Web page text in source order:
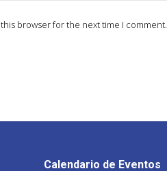
browser for the next time I comment.
Calendario de Eventos